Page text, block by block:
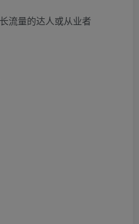
流量的达人或从业者